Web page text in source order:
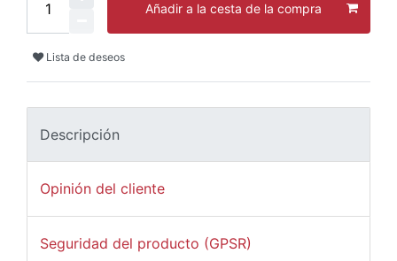
Añadir a la cesta de la compra
Lista de deseos
Descripción
Opinión del cliente
Seguridad del producto (GPSR)